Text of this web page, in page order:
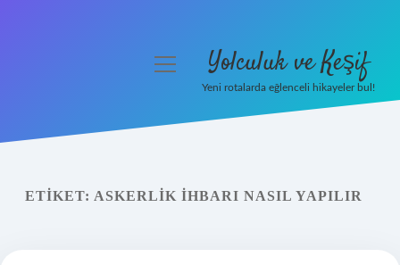
Yasal Uyarı
menüyü Yolculuk ve Keşif
Yeni rotalarda eğlenceli hikayeler bul!
ETIKET: ASKERLIK IHBARI NASIL YAPILIR